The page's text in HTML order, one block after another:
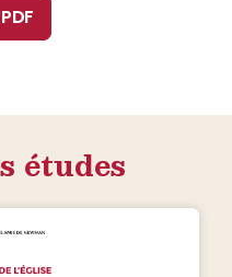
études